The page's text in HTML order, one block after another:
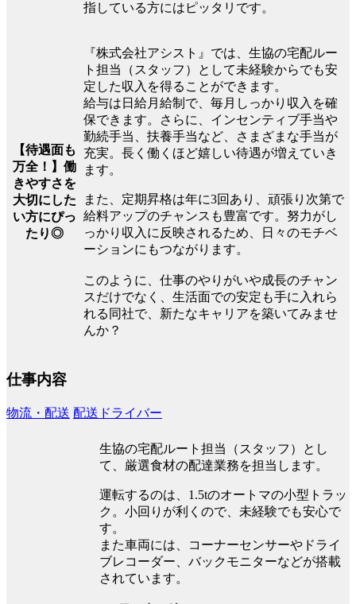
指している方にはピッタリです。
【待遇面も
万全！】働
きやすさを
大切にした
い方にぴっ
たり◎
『株式会社アシスト』では、生協の宅配ルー
ト担当（スタッフ）として未経験からでも安
定した収入を得ることができます。
給与は日給月給制で、毎月しっかり収入を確
保できます。さらに、インセンティブ手当や
勤続手当、扶養手当など、さまざまな手当が
充実。長く働くほど嬉しい待遇が増えていき
ます。
また、定期昇格は年に3回あり、頑張り次第で
給料アップのチャンスも豊富です。努力がし
っかり収入に反映されるため、日々のモチベ
ーションにもつながります。
このように、仕事のやりがいや成長のチャン
スだけでなく、生活面での安定も手に入れら
れる同社で、新たなキャリアを築いてみませ
んか？
仕事内容
物流・配送 配送ドライバー
生協の宅配ルート担当（スタッフ）とし
て、厳選食材の配達業務を担当します。
運転するのは、1.5tのオートマの小型トラッ
ク。小回りが利くので、未経験でも安心で
す。
また車両には、コーナーセンサーやドライ
ブレコーダー、バックモニターなどが搭載
されています。